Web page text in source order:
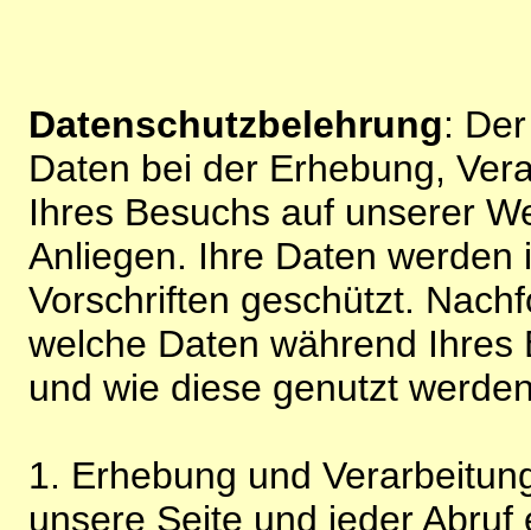
Datenschutzbelehrung:
Daten bei der Erhebung,
Ihres Besuchs auf unserer
Anliegen. Ihre Daten
Vorschriften geschützt.
welche Daten während
und wie diese genutzt
1. Erhebung und
unsere Seite und jeder